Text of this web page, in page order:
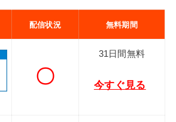
配信状況 無料期間
〇
31日間無料
今すぐ見る